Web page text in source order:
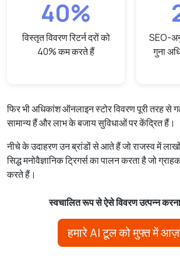
40%
विस्तृत विवरण रिटर्न दरों को
40% कम करते हैं
SEO-
गुना
फिर भी अधिकांश ऑनलाइन स्टोर विवरण पूरी तरह
सामान्य हैं और लाभ के बजाय सुविधाओं पर केंद्रित हैं।
नीचे के उदाहरण उन ब्रांडों से आते हैं जो राजस्व में
सिद्ध मनोवैज्ञानिक ट्रिगर्स का पालन करता है जो
करते हैं।
स्वचालित रूप से ऐसे विवरण उत्पन्न
हमारे AI टूल को मुफ्त में